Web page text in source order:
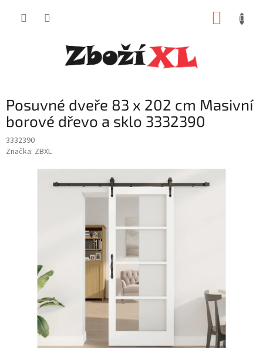
Posuvné dveře 83 x 202 cm Masivní
borové dřevo a sklo 3332390
3332390
Značka: ZBXL